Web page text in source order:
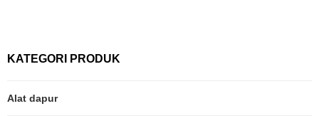
KATEGORI PRODUK
Alat dapur